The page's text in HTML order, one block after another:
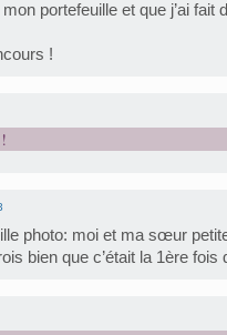
mon portefeuille et que j’ai fait
!
photo: moi et ma sœur
bien que c’était la 1ère fois